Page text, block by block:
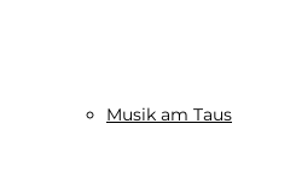
Musik am Taus